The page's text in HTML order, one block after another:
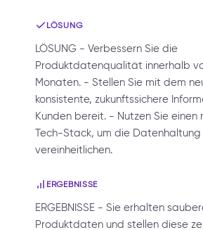
LÖSUNG
LÖSUNG - Verbessern Sie die
Produktdatenqualität innerhalb
Monaten. - Stellen Sie mit dem
konsistente, zukunftssichere
Kunden bereit. - Nutzen Sie einen
Tech-Stack, um die Datenhaltung
vereinheitlichen.
ERGEBNISSE
ERGEBNISSE - Sie erhalten
Produktdaten und stellen diese